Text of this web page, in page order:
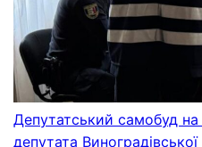
Депутатський самобуд на
депутата